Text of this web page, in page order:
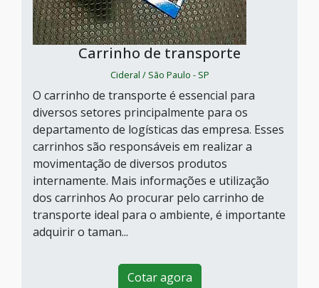
Carrinho de transporte
Cideral / São Paulo - SP
O carrinho de transporte é essencial para
diversos setores principalmente para os
departamento de logísticas das empresa. Esses
carrinhos são responsáveis em realizar a
movimentação de diversos produtos
internamente. Mais informações e utilização
dos carrinhos Ao procurar pelo carrinho de
transporte ideal para o ambiente, é importante
adquirir o taman...
Cotar agora